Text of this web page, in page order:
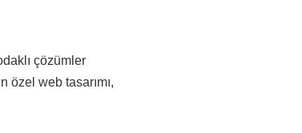
çözümler
web tasarımı,